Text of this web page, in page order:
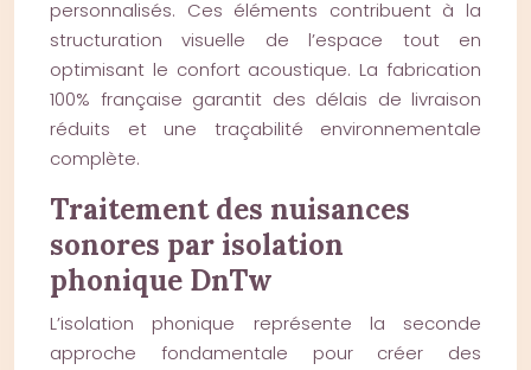
personnalisés. Ces éléments contribuent à la
structuration visuelle de l’espace tout en
optimisant le confort acoustique. La fabrication
100% française garantit des délais de livraison
réduits et une traçabilité environnementale
complète.
Traitement des nuisances
sonores par isolation
phonique DnTw
L’isolation phonique représente la seconde
approche fondamentale pour créer des